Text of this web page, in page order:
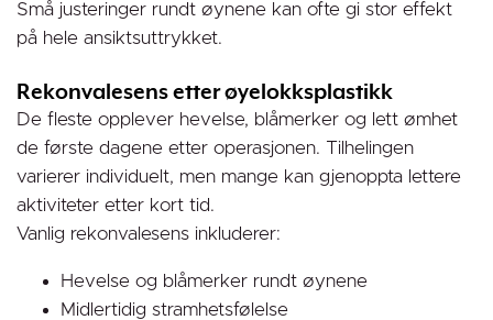
Små justeringer rundt øynene kan ofte gi stor effekt
på hele ansiktsuttrykket.
Rekonvalesens etter øyelokksplastikk
De fleste opplever hevelse, blåmerker og lett ømhet
de første dagene etter operasjonen. Tilhelingen
varierer individuelt, men mange kan gjenoppta lettere
aktiviteter etter kort tid.
Vanlig rekonvalesens inkluderer:
Hevelse og blåmerker rundt øynene
Midlertidig stramhetsfølelse